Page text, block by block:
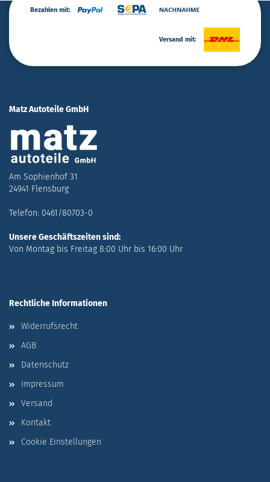
Bezahlen mit:
Versand mit:
Matz Autoteile GmbH
Am Sophienhof 31
24941 Flensburg
Telefon: 0461/80703-0
Unsere Geschäftszeiten sind:
Von Montag bis Freitag 8:00 Uhr bis 16:00 Uhr
Rechtliche Informationen
Widerrufsrecht
AGB
Datenschutz
Impressum
Versand
Kontakt
Cookie Einstellungen